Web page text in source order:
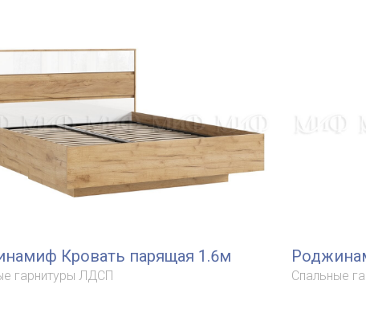
Кровать парящая 1.6м
гарнитуры ЛДСП Спальные